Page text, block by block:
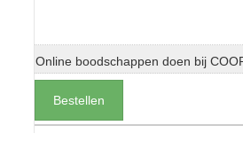
Online boodschappen doen bij
Bestellen